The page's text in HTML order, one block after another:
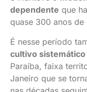
dependente que
quase 300 anos
É nesse período
cultivo sistemático
Paraíba, faixa
Janeiro que se